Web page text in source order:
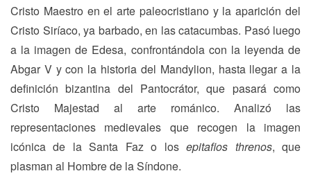
Cristo Maestro en el arte paleocristiano y la aparición del
Cristo Siríaco, ya barbado, en las catacumbas. Pasó luego
a la imagen de Edesa, confrontándola con la leyenda de
Abgar V y con la historia del Mandylion, hasta llegar a la
definición bizantina del Pantocrátor, que pasará como
Cristo Majestad al arte románico. Analizó las
representaciones medievales que recogen la imagen
icónica de la Santa Faz o losepitafios threnos, que
plasman al Hombre de la Síndone.